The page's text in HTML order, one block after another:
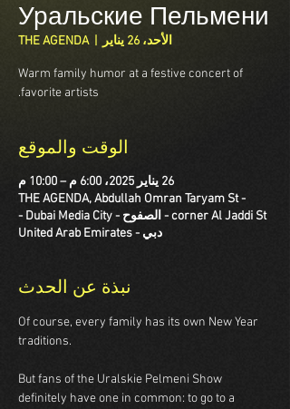
Уральские Пельмени
الأحد، 26 يناير
  |
THE AGENDA
Warm family humor at a festive concert of
favorite artists.
الوقت والموقع
26 يناير 2025، 6:00 م – 10:00 م
THE AGENDA, Abdullah Omran Taryam St -
corner Al Jaddi St - الصفوح - Dubai Media City -
دبي - United Arab Emirates
نبذة عن الحدث
Of course, every family has its own New Year
traditions.
But fans of the Uralskie Pelmeni Show
definitely have one in common: to go to a